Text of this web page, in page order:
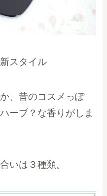
スタイル
、昔のコスメっぽ
ーブ？な香りがしま
いは３種類。